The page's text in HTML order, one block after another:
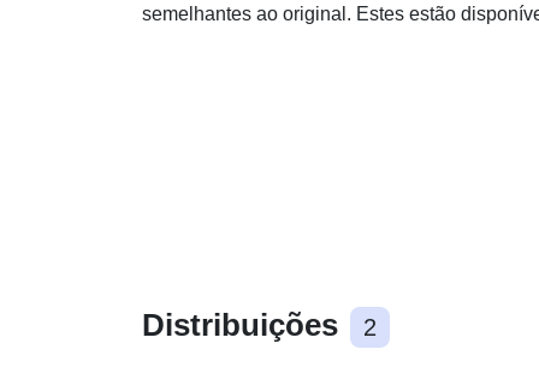
semelhantes ao original. Estes estão
Distribuições 2